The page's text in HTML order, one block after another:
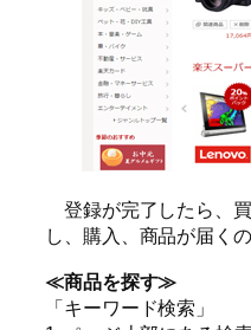
登録が完了したら、
し、購入、商品が届く
≪商品を探す≫
「キーワード検索」